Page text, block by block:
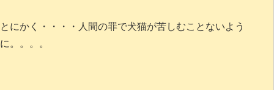
とにかく・・・・人間の罪で犬猫が苦しむことないよう
に。。。。